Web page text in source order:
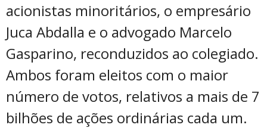
acionistas minoritários, o empresário
Juca Abdalla e o advogado Marcelo
Gasparino, reconduzidos ao colegiado.
Ambos foram eleitos com o maior
número de votos, relativos a mais de 7
bilhões de ações ordinárias cada um.